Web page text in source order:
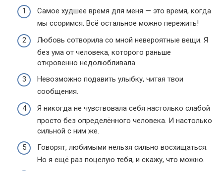
Самое худшее время для меня — это время, когда
мы ссоримся. Всё остальное можно пережить!
Любовь сотворила со мной невероятные вещи. Я
без ума от человека, которого раньше
откровенно недолюбливала.
Невозможно подавить улыбку, читая твои
сообщения.
Я никогда не чувствовала себя настолько слабой
просто без определённого человека. И настолько
сильной с ним же.
Говорят, любимыми нельзя сильно восхищаться.
Но я ещё раз поцелую тебя, и скажу, что можно.